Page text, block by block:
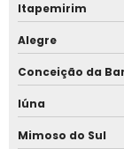
Relógio de
Relógio de
Relógio de
Itapemirim
Alegre
Conceição da
Iúna
Mimoso do Sul